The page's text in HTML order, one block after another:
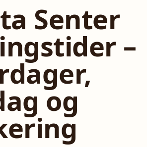
Senter
–
og